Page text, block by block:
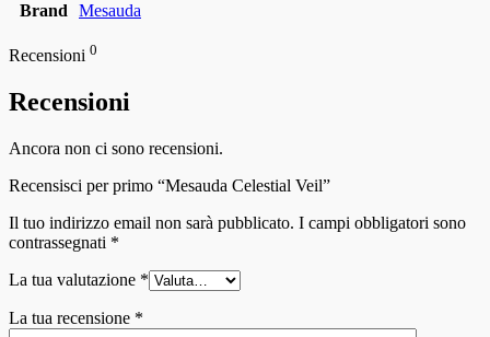
Brand Mesauda
Recensioni 0
Recensioni
Ancora non ci sono recensioni.
Recensisci per primo “Mesauda Celestial Veil”
Il tuo indirizzo email non sarà pubblicato. I campi obbligatori sono
contrassegnati *
La tua valutazione *
La tua recensione *